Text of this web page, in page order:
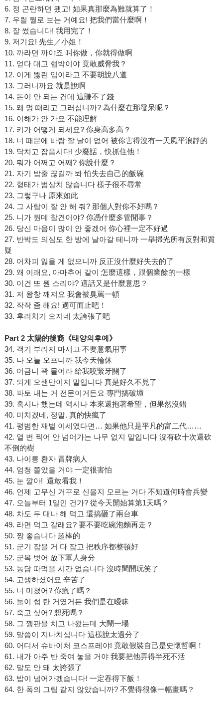
6. 정 곤란하면 됐고! 如果真那麼為難就算了！
7. 우릴 뭘로 보는 거예요! 把我們當什麼啊！
8. 잘 썼습니다! 我用完了！
9. 저기요! 先生／小姐！
10. 까라면 까야죠 叫你做，你就得做啊
11. 얻다 대고 협박이야 竟敢威脅我？
12. 이게 뚫린 입이라고 不要胡說八道
13. 그러니까요 就是說啊
14. 돈이 안 되는 건데 這賺不了錢
15. 왜 멍 때리고 그러십니까? 為什麼在那發呆呢？
16. 이해가 안 가요 不能理解
17. 키가 어떻게 되세요? 你身高多高？
18. 너 때문에 바람 잘 날이 없어 被你害得沒有一天風平浪靜的
19. 닥치고 잡읍시다! 少廢話，快抓住他！
20. 뭐가 어쩌고 어째? 你說什麼？
21. 자기 밥줄 끊길까 봐 怕失去自己的飯碗
22. 형태가 범상치 않습니다 樣子很不尋常
23. 그렇구나 原來如此
24. 그 사람이 잘 안 해 줘? 那個人對你不好嗎？
25. 니가 뭔데 참견이야? 你憑什麼多管閒事？
26. 당신 마음이 많이 안 좋겠어 你心裡一定不好過
27. 반박도 의심도 한 방에 날아갈 테니까 一舉掃光所有反對和質
疑
28. 어차피 잃을 게 없으니까 反正沒什麼好失去的了
29. 왜 이래요, 아마추어 같이 怎麼這樣，跟個業餘的一樣
30. 이건 또 뭔 소리야? 這話又是什麼意思？
31. 저 왕창 깨져요 我會被臭罵一頓
32. 작작 좀 해요! 適可而止吧！
33. 후려치기 오지네 太誇張了吧
Part 2 太陽的後裔《태양의후예》
34. 객기 부리지 마시고 不要意氣用事
35. 나 오늘 오프니까 我今天輪休
36. 어금니 꽉 물어라 給我咬緊牙關了
37. 되게 오랜만이지 말입니다 真是好久不見了
38. 파토 내는 거 전문이거든요 專門搞破壞
39. 혹시나 했는데 역시나 本來還抱著希望，但果然沒錯
40. 미치겠네, 정말. 真的快瘋了
41. 평범한 재벌 이세였다면… 如果他只是平凡的富二代……
42. 열 번 찍어 안 넘어가는 나무 없지 말입니다 沒有砍十次還砍
不倒的樹
43. 나이롱 환자 冒牌病人
44. 엄청 쫄았을 거야 一定很害怕
45. 눈 깔아! 還敢看我！
46. 언제 고무신 거꾸로 신을지 모르는 거다 不知道何時會兵變
47. 오늘부터 1일인 건가? 從今天開始算第1天嗎？
48. 차도 두 대나 해 먹고 還搞砸了兩台車
49. 라면 먹고 갈래요? 要不要吃碗泡麵再走？
50. 짱 좋습니다 超棒的
51. 군기 잡을 거 다 잡고 把秩序都整頓好
52. 군복 벗어 放下軍人身分
53. 농담 따먹을 시간 없습니다 沒時間開玩笑了
54. 고생하셨어요 辛苦了
55. 너 미쳤어? 你瘋了嗎？
56. 둘이 썸 탄 거였거든 我們是在曖昧
57. 죽고 싶어? 想死嗎？
58. 그 깽판을 치고 나왔는데 大鬧一場
59. 말씀이 지나치십니다 這樣說太過分了
60. 어디서 슈바이처 코스프레야! 竟敢假裝自己是史懷哲啊！
61. 내가 아주 반 죽여 놓을 거야 我要把他弄得半死不活
62. 말도 안 돼 太誇張了
63. 밥이 넘어가겠습니다! 一定吞得下飯！
64. 한 폭의 그림 같지 않았습니까? 不覺得很像一幅畫嗎？